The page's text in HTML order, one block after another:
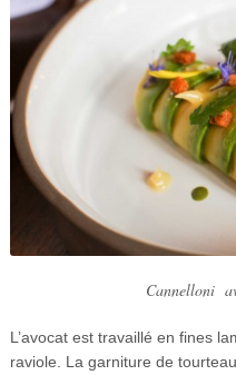
Cannelloni
L’avocat est travaillé en fines
raviole. La garniture de